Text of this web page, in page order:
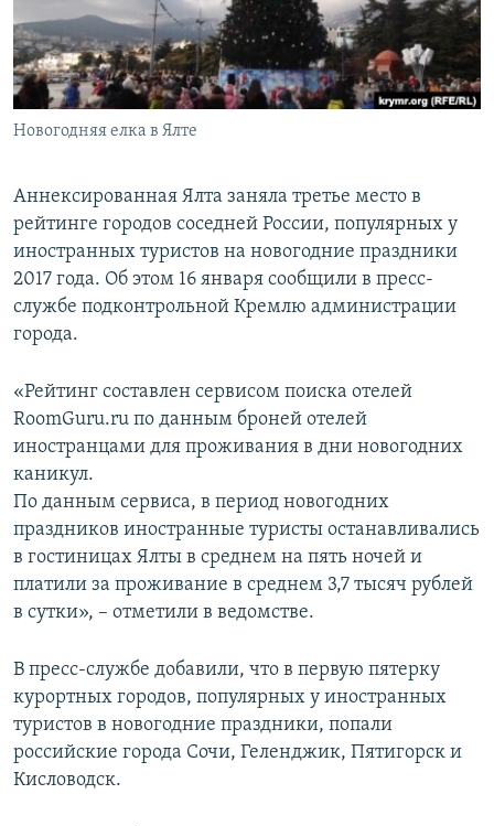
ПОБЕДИТЕЛЕЙ НЕ СУДЯТ?
КРЫМ.НЕПОКОРЕННЫЙ
ELIFBE
УКРАИНСКАЯ ПРОБЛЕМА КРЫМА
ПРИСОЕДИНЯЙТЕСЬ!
Новогодняя елка в Ялте
Аннексированная Ялта заняла третье место в
рейтинге городов соседней России, популярных у
иностранных туристов на новогодние праздники
2017 года. Об этом 16 января сообщили в пресс-
службе подконтрольной Кремлю администрации
города.
«Рейтинг составлен сервисом поиска отелей
RoomGuru.ru по данным броней отелей
иностранцами для проживания в дни новогодних
каникул.
По данным сервиса, в период новогодних
праздников иностранные туристы останавливались
в гостиницах Ялты в среднем на пять ночей и
платили за проживание в среднем 3,7 тысяч рублей
в сутки», – отметили в ведомстве.
В пресс-службе добавили, что в первую пятерку
курортных городов, популярных у иностранных
туристов в новогодние праздники, попали
российские города Сочи, Геленджик, Пятигорск и
Кисловодск.